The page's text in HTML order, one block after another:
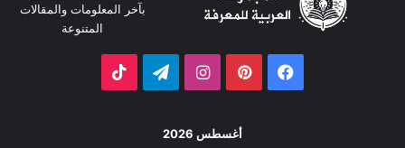
بآخر المعلومات والمقالات
المتنوعة
فيسبوك بينتيريستانستقرامتيلقرام
أغسطس 2026